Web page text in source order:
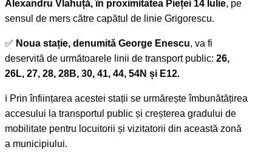
Alexandru Vlahuță, în proximitatea Pieței 14 Iulie, pe
sensul de mers către capătul de linie Grigorescu.
✅ Noua stație, denumită George Enescu, va fi
deservită de următoarele linii de transport public: 26,
26L, 27, 28, 28B, 30, 41, 44, 54N și E12.
ℹ️ Prin înființarea acestei stații se urmărește îmbunătățirea
accesului la transportul public și creșterea gradului de
mobilitate pentru locuitorii și vizitatorii din această zonă
a municipiului.